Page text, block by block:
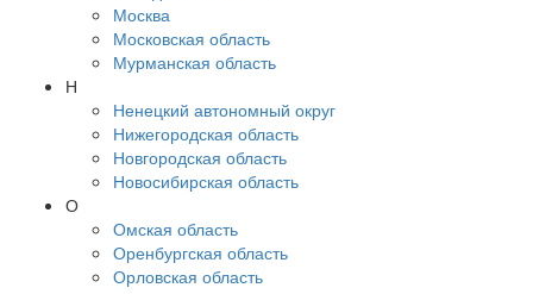
Москва
Московская область
Мурманская область
Н
Ненецкий автономный округ
Нижегородская область
Новгородская область
Новосибирская область
О
Омская область
Оренбургская область
Орловская область